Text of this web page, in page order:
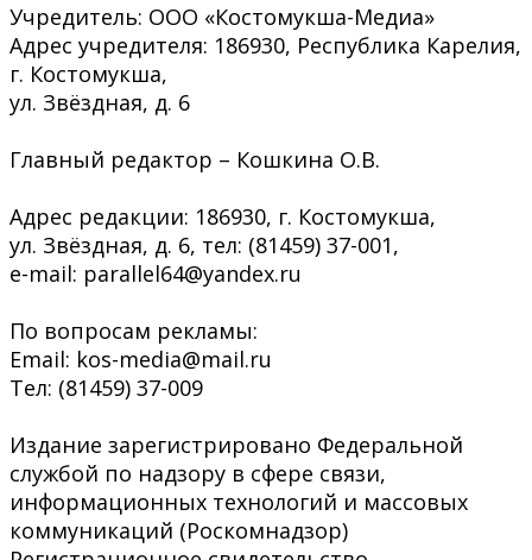
Учредитель: ООО «Костомукша-Медиа»
Адрес учредителя: 186930, Республика Карелия,
г. Костомукша,
ул. Звёздная, д. 6
Главный редактор – Кошкина О.В.
Адрес редакции: 186930, г. Костомукша,
ул. Звёздная, д. 6, тел: (81459) 37-001,
e-mail: parallel64@yandex.ru
По вопросам рекламы:
Email: kos-media@mail.ru
Тел: (81459) 37-009
Издание зарегистрировано Федеральной
службой по надзору в сфере связи,
информационных технологий и массовых
коммуникаций (Роскомнадзор)